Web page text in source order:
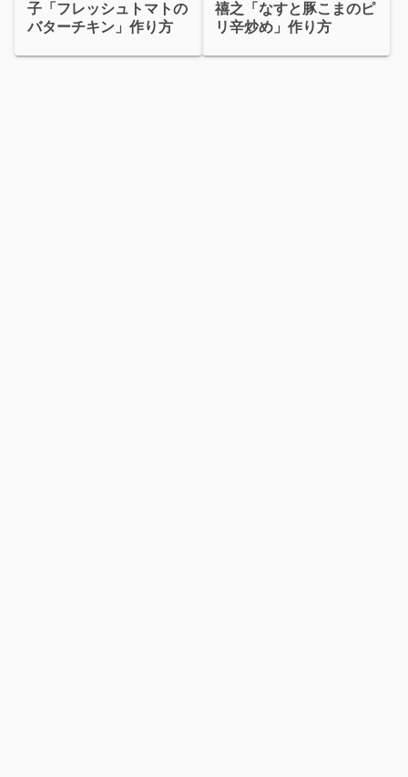
子「フレッシュトマトの
バターチキン」作り方
禧之「なすと豚こまのピ
リ辛炒め」作り方